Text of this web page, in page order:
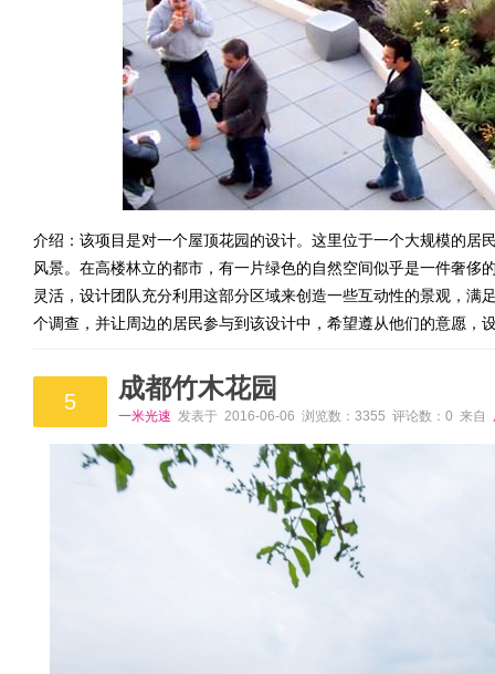
介绍：该项目是对一个屋顶花园的设计。这里位于一个大规模的居
风景。在高楼林立的都市，有一片绿色的自然空间似乎是一件奢
灵活，设计团队充分利用这部分区域来创造一些互动性的景观，
个调查，并让周边的居民参与到该设计中，希望遵从他们的意愿，
5 成都竹木花园
一米光速 发表于 2016-06-06 浏览数：3355 评论数：0 来自